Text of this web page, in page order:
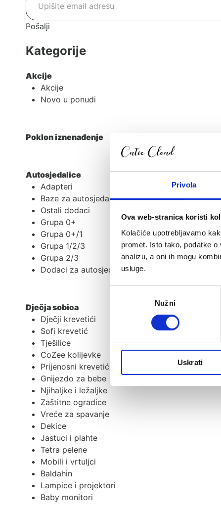
Privola
Ova web-stranica koristi
Kolačiće upotrebljavamo
promet. Isto tako, podatke
analizu, a oni ih mogu
usluge.
Nužni
Uskrati
Pošalji
Kategorije
Akcije
Akcije
Novo u ponudi
Poklon iznenađenje
Autosjedalice
Adapteri
Baze za autosjedalice
Ostali dodaci
Grupa 0+
Grupa 0+/1
Grupa 1/2/3
Grupa 2/3
Dodaci za autosjedalice
Dječja sobica
Dječji krevetići
Sofi krevetić
Tješilice
CoZee kolijevke
Prijenosni krevetići i dodaci
Gnijezdo za bebe
Njihaljke i ležaljke
Zaštitne ogradice
Vreće za spavanje
Dekice
Jastuci i plahte
Tetra pelene
Mobili i vrtuljci
Baldahin
Lampice i projektori
Baby monitori